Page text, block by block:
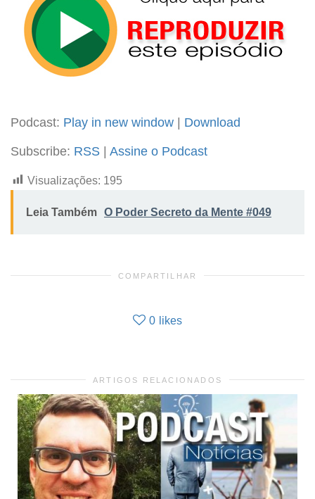
Podcast: Play in new window Download
Subscribe: RSS Assine o Podcast
Visualizações: 195
Leia Também O Poder Secreto da Mente #049
COMPARTILHAR
0 likes
ARTIGOS RELACIONADOS